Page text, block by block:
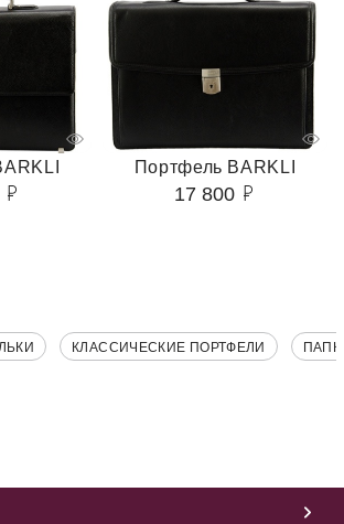
Портфель BARKLI
17 800
КЛАССИЧЕСКИЕ ПОРТФЕЛИ